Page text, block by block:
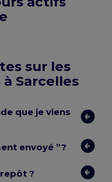
sur les
Sarcelles
que je viens
envoyé ”?
?